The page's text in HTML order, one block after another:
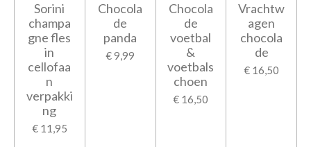
Sorini
champa
gne fles
in
cellofaa
n
verpakki
ng
€ 11,95
Chocola
de
panda
€ 9,99
Chocola
de
voetbal
&
voetbals
choen
€ 16,50
Vrachtw
agen
chocola
de
€ 16,50